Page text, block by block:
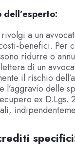
dell’esperto:
a un
benefici. Per
ridurre o
di un
il rischio
l’aggravio delle
ex D.Lgs.